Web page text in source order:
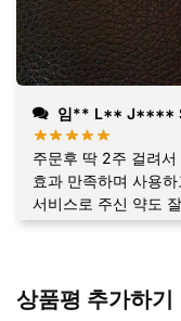
임** L** J****
주문후 딱 2주 걸려서
효과 만족하며 사용
서비스로 주신 약도
상품평 추가하기